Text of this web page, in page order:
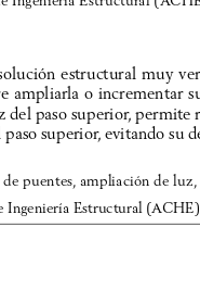
estructural muy
ampliarla o incrementar
del paso superior, permite
superior, evitando su
puentes, ampliación de
Estructural